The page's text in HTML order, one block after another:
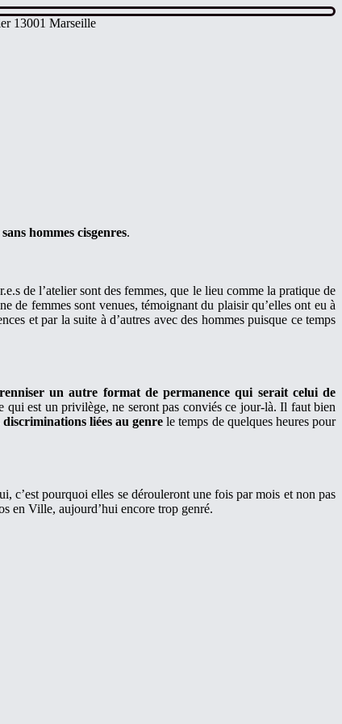
13001 Marseille
hommes cisgenres.
de l’atelier sont des femmes, que le lieu comme la pratique de
de femmes sont venues, témoignant du plaisir qu’elles ont eu à
et par la suite à d’autres avec des hommes puisque ce temps
un autre format de permanence qui serait celui de
qui est un privilège, ne seront pas conviés ce jour-là. Il faut bien
liées au genre le temps de quelques heures pour
c’est pourquoi elles se dérouleront une fois par mois et non pas
en Ville, aujourd’hui encore trop genré.